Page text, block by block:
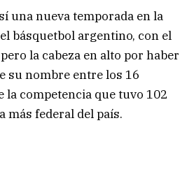
una nueva temporada en la
básquetbol argentino, con el
la cabeza en alto por haber
su nombre entre los 16
la competencia que tuvo 102
más federal del país.